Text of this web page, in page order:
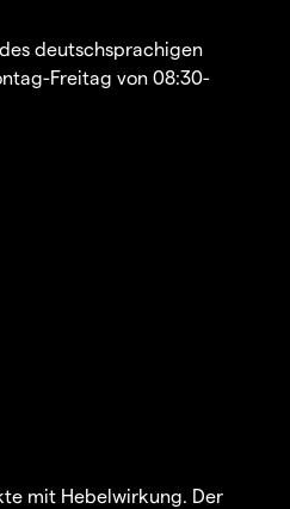
deutschsprachigen
Freitag von 08:30-
mit Hebelwirkung. Der